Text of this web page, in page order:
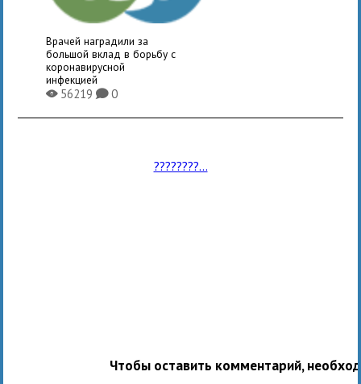
Врачей наградили за
большой вклад в борьбу с
коронавирусной
инфекцией
X56219K0
????????...
Чтобы оставить комментарий,